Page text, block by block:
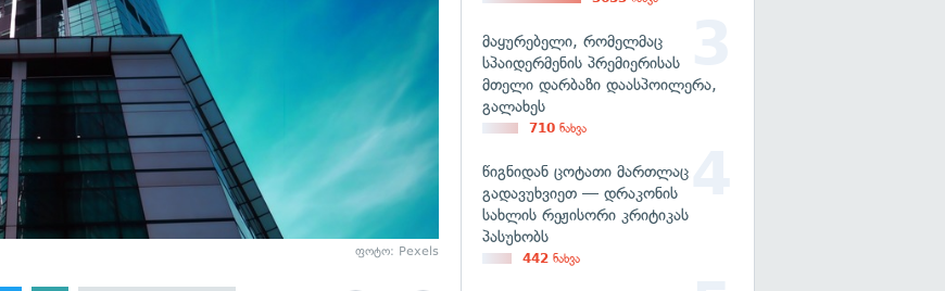
ფოტო: Pexels
მაყურებელი, რომელმაც
სპაიდერმენის პრემიერისას
მთელი დარბაზი დაასპოილერა,
გალახეს
710 ნახვა
წიგნიდან ცოტათი მართლაც
გადავუხვიეთ — დრაკონის
სახლის რეჟისორი კრიტიკას
პასუხობს
442 ნახვა